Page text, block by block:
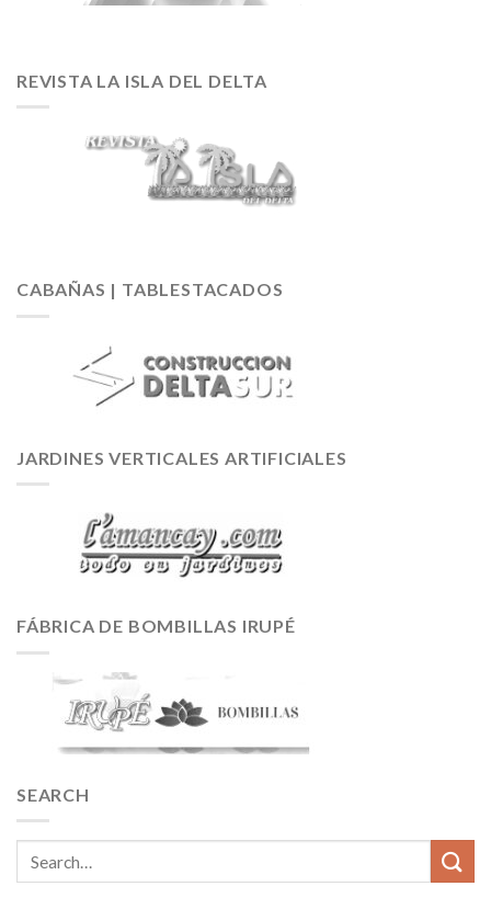
REVISTA LA ISLA DEL DELTA
CABAÑAS | TABLESTACADOS
JARDINES VERTICALES ARTIFICIALES
FÁBRICA DE BOMBILLAS IRUPÉ
SEARCH